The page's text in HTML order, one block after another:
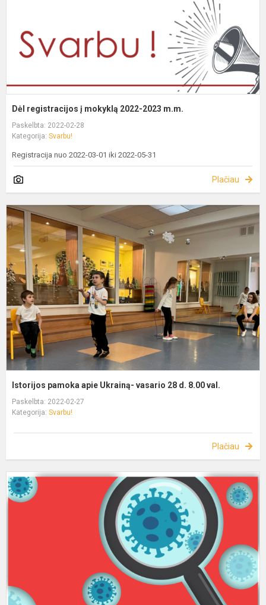
Dėl registracijos į mokyklą 2022-2023 m.m.
Paskelbta: 2022-02-28
Kategorija: Svarbu!
Registracija nuo 2022-03-01 iki 2022-05-31
Plačiau
Istorijos pamoka apie Ukrainą- vasario 28 d. 8.00 val.
Paskelbta: 2022-02-27
Kategorija: Svarbu!
Plačiau